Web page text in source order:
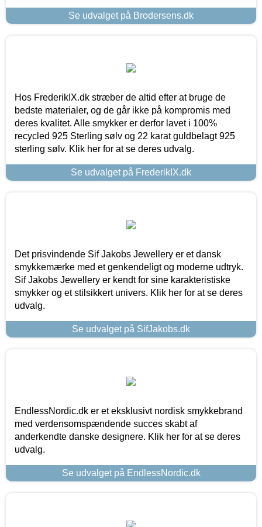
Se udvalget på Brodersens.dk
Hos FrederikIX.dk stræber de altid efter at bruge de
bedste materialer, og de går ikke på kompromis med
deres kvalitet. Alle smykker er derfor lavet i 100%
recycled 925 Sterling sølv og 22 karat guldbelagt 925
sterling sølv. Klik her for at se deres udvalg.
Se udvalget på FrederikIX.dk
Det prisvindende Sif Jakobs Jewellery er et dansk
smykkemærke med et genkendeligt og moderne udtryk.
Sif Jakobs Jewellery er kendt for sine karakteristiske
smykker og et stilsikkert univers. Klik her for at se deres
udvalg.
Se udvalget på SifJakobs.dk
EndlessNordic.dk er et eksklusivt nordisk smykkebrand
med verdensomspændende succes skabt af
anderkendte danske designere. Klik her for at se deres
udvalg.
Se udvalget på EndlessNordic.dk